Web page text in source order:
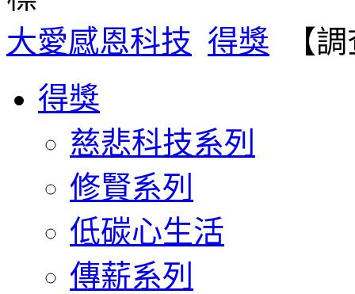
大愛感恩科技 得獎
【
得獎
慈悲科技系列
修賢系列
低碳心生活
傳薪系列